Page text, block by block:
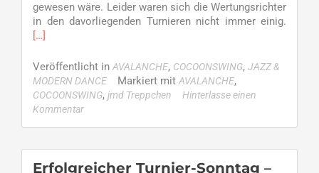
gewesen wäre. Leider waren sich die Wertungsrichter
in den davorliegenden Turnieren nicht immer einig.
[…]
Veröffentlicht in AVALANCHE, COCOONSWING, JAZZ &
MODERN DANCE
Markiert mit AVALANCHE,
COCOONSWING, jmd Treppchen
Hinterlasse einen
Kommentar
Erfolgreicher Turnier-Sonntag –